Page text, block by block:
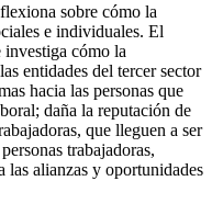
sobre cómo la
e individuales. El
investiga cómo la
entidades del tercer sector
hacia las personas que
daña la reputación de
que lleguen a ser
trabajadoras,
las alianzas y oportunidades